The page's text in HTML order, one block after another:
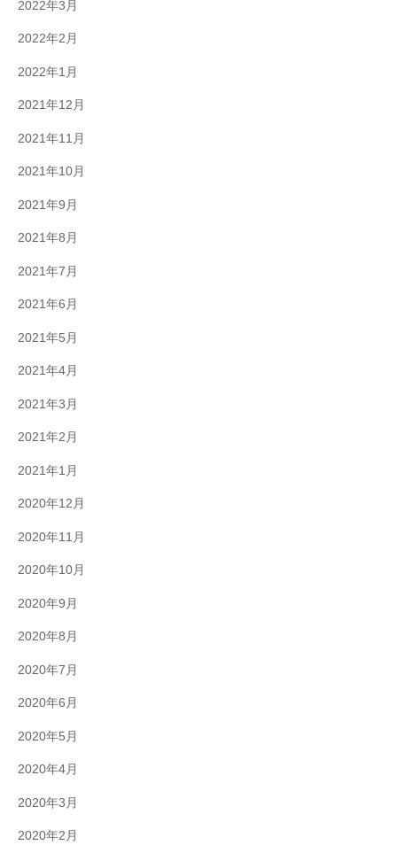
2022年3月
2022年2月
2022年1月
2021年12月
2021年11月
2021年10月
2021年9月
2021年8月
2021年7月
2021年6月
2021年5月
2021年4月
2021年3月
2021年2月
2021年1月
2020年12月
2020年11月
2020年10月
2020年9月
2020年8月
2020年7月
2020年6月
2020年5月
2020年4月
2020年3月
2020年2月